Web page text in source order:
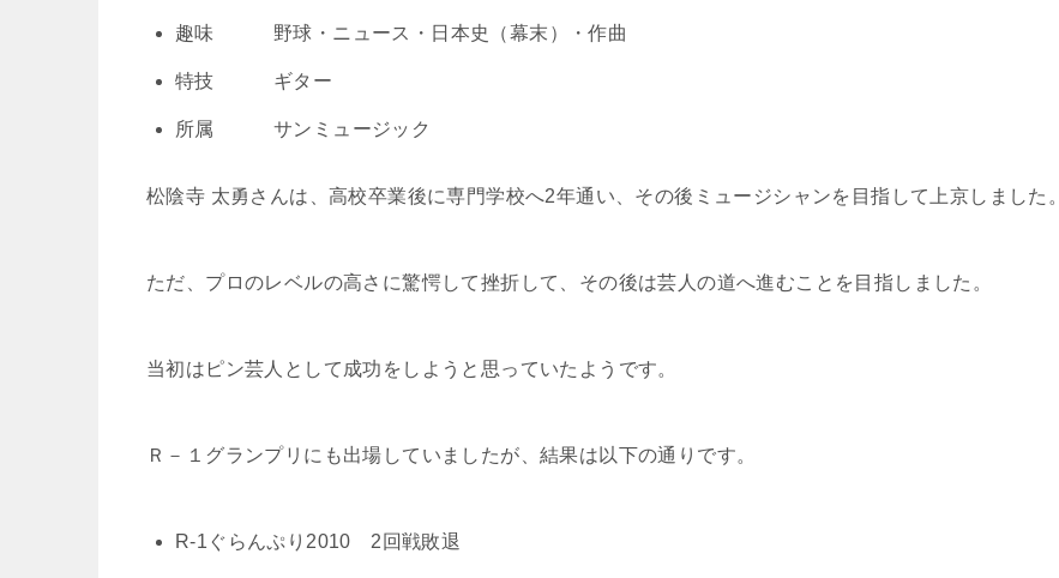
趣味 野球・ニュース・日本史（幕末）・作曲
特技 ギター
所属 サンミュージック
松陰寺 太勇さんは、高校卒業後に専門学校へ2年通い、その後ミュージシャンを目指して上京しました。
ただ、プロのレベルの高さに驚愕して挫折して、その後は芸人の道へ進むことを目指しました。
当初はピン芸人として成功をしようと思っていたようです。
Ｒ－１グランプリにも出場していましたが、結果は以下の通りです。
R-1ぐらんぷり2010 2回戦敗退